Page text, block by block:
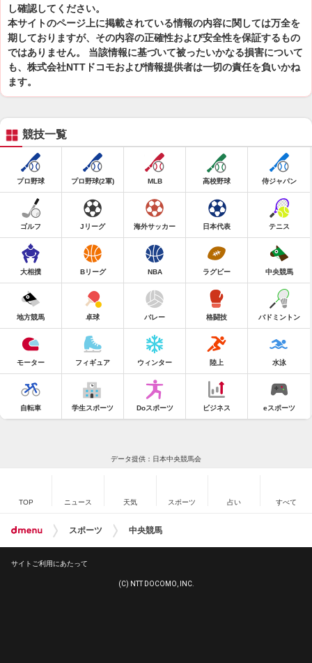
し確認してください。
本サイトのページ上に掲載されている情報の内容に関しては万全を
期しておりますが、その内容の正確性および安全性を保証するもの
ではありません。 当該情報に基づいて被ったいかなる損害について
も、株式会社NTTドコモおよび情報提供者は一切の責任を負いかね
ます。
競技一覧
プロ野球 プロ野球(2軍) MLB 高校野球 侍ジャパン
ゴルフ Jリーグ 海外サッカー 日本代表 テニス
大相撲 Bリーグ NBA ラグビー 中央競馬
地方競馬 卓球 バレー 格闘技 バドミントン
モーター フィギュア ウィンター 陸上 水泳
自転車 学生スポーツ Doスポーツ ビジネス eスポーツ
データ提供：日本中央競馬会
TOP ニュース 天気 スポーツ 占い すべて
スポーツ 中央競馬
サイトご利用にあたって
(C) NTT DOCOMO, INC.